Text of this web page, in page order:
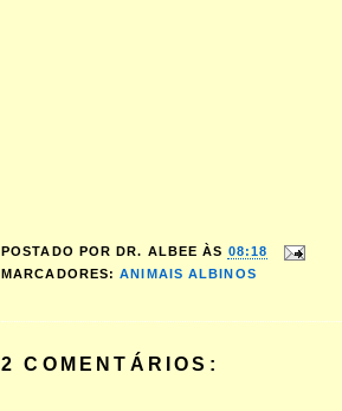
POSTADO POR DR. ALBEE ÀS 08:18
MARCADORES:ANIMAIS ALBINOS
2 COMENTÁRIOS: